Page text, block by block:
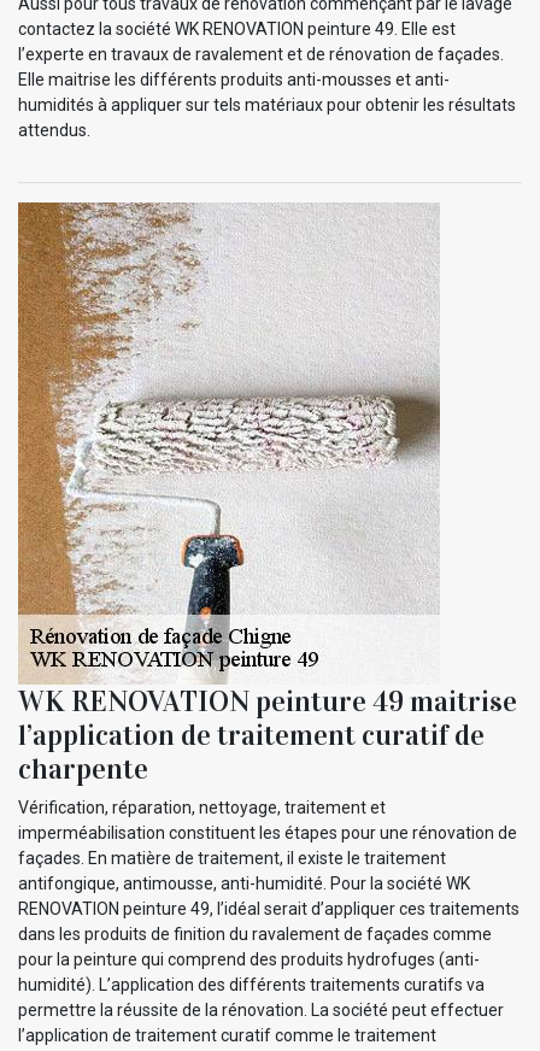
contactez la société WK RENOVATION peinture 49. Elle est
l’experte en travaux de ravalement et de rénovation de façades.
Elle maitrise les différents produits anti-mousses et anti-
humidités à appliquer sur tels matériaux pour obtenir les résultats
attendus.
WK RENOVATION peinture 49 maitrise
l’application de traitement curatif de
charpente
Vérification, réparation, nettoyage, traitement et
imperméabilisation constituent les étapes pour une rénovation de
façades. En matière de traitement, il existe le traitement
antifongique, antimousse, anti-humidité. Pour la société WK
RENOVATION peinture 49, l’idéal serait d’appliquer ces traitements
dans les produits de finition du ravalement de façades comme
pour la peinture qui comprend des produits hydrofuges (anti-
humidité). L’application des différents traitements curatifs va
permettre la réussite de la rénovation. La société peut effectuer
l’application de traitement curatif comme le traitement